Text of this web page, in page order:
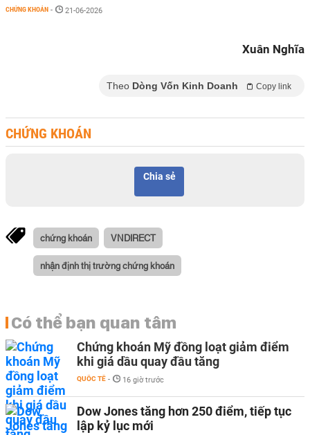
CHỨNG KHOÁN - 21-06-2026
Xuân Nghĩa
Theo Dòng Vốn Kinh Doanh Copy link
CHỨNG KHOÁN
Chia sẻ
chứng khoán VNDIRECT
nhận định thị trường chứng khoán
Có thể bạn quan tâm
Chứng khoán Mỹ đồng loạt giảm điểm
khi giá dầu quay đầu tăng
QUỐC TẾ - 16 giờ trước
Dow Jones tăng hơn 250 điểm, tiếp tục
lập kỷ lục mới